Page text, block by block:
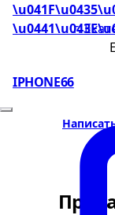
г.
IPHONE66